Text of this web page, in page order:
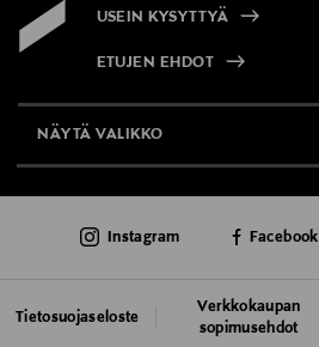
USEIN KYSYTTYÄ
ETUJEN EHDOT
NÄYTÄ VALIKKO
AJANKOHTAISTA
Tietosuojaseloste
Verkkokaupan
sopimusehdot
Instagram Facebook